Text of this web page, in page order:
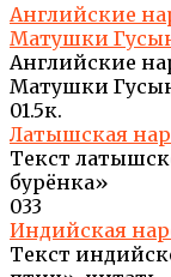
Английские
Матушки
Английские
Матушки
01.5к.
Латышская
Текст
бурёнка»
033
Индийская
Текст